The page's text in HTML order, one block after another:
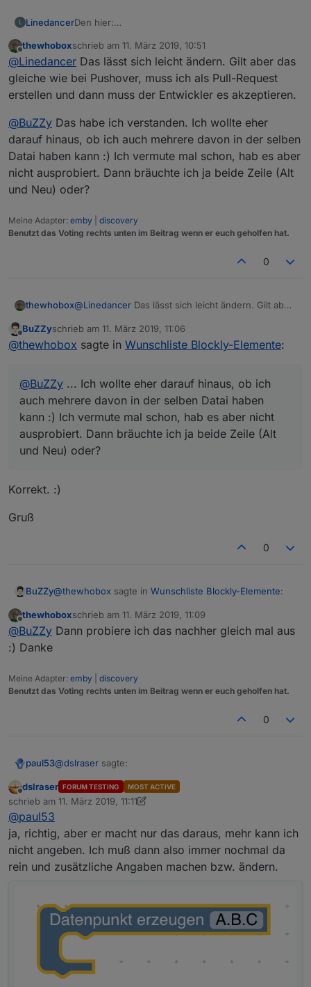
L LinedancerDen hier:
Offline
thewhoboxschrieb am 11. März 2019, 10:51
zuletzt editiert von
@Linedancer Das lässt sich leicht ändern. Gilt aber das
gleiche wie bei Pushover, muss ich als Pull-Request
erstellen und dann muss der Entwickler es akzeptieren.
@BuZZy Das habe ich verstanden. Ich wollte eher
darauf hinaus, ob ich auch mehrere davon in der selben
Datai haben kann :) Ich vermute mal schon, hab es aber
nicht ausprobiert. Dann bräuchte ich ja beide Zeile (Alt
und Neu) oder?
Meine Adapter: emby
discovery
Benutzt das Voting rechts unten im Beitrag wenn er euch geholfen hat.
0
thewhobox@Linedancer Das lässt sich leicht ändern. Gilt aber
Request erstellen und dann muss der Entwickler
es akzeptieren.
@ BuZZy Das habe ich verstanden. Ich wollte eher
darauf hinaus, ob ich auch mehrere davon in der
beide Zeile (Alt und Neu) oder?
Offline
BuZZyschrieb am 11. März 2019, 11:06
zuletzt editiert von
@thewhobox sagte in Wunschliste Blockly-Elemente:
@BuZZy ... Ich wollte eher darauf hinaus, ob ich
auch mehrere davon in der selben Datai haben
kann :) Ich vermute mal schon, hab es aber nicht
ausprobiert. Dann bräuchte ich ja beide Zeile (Alt
und Neu) oder?
Korrekt. :)
Gruß
0
BuZZy@thewhobox sagte in Wunschliste Blockly-Elemente:
@BuZZy... Ich wollte eher darauf hinaus, ob ich
und Neu) oder?
Gruß
Offline
thewhoboxschrieb am 11. März 2019, 11:09
zuletzt editiert von
@BuZZy Dann probiere ich das nachher gleich mal aus
:) Danke
Meine Adapter: emby
discovery
Benutzt das Voting rechts unten im Beitrag wenn er euch geholfen hat.
0
paul53@dslraser sagte:
aber ohne jegliche Angaben zum Ort wo es
Instanz-Nummer) erzeugt.
Offline
dslraser FORUM TESTING MOST ACTIVE
schrieb am 11. März 2019, 11:11
zuletzt editiert von dslraser3. Nov. 2019, 12:12
@paul53
ja, richtig, aber er macht nur das daraus, mehr kann ich
nicht angeben. Ich muß dann also immer nochmal da
rein und zusätzliche Angaben machen bzw. ändern.